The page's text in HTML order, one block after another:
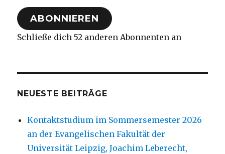
Adresse
ABONNIEREN
Schließe dich 52 anderen Abonnenten an
NEUESTE BEITRÄGE
Kontaktstudium im Sommersemester 2026
an der Evangelischen Fakultät der
Universität Leipzig, Joachim Leberecht,